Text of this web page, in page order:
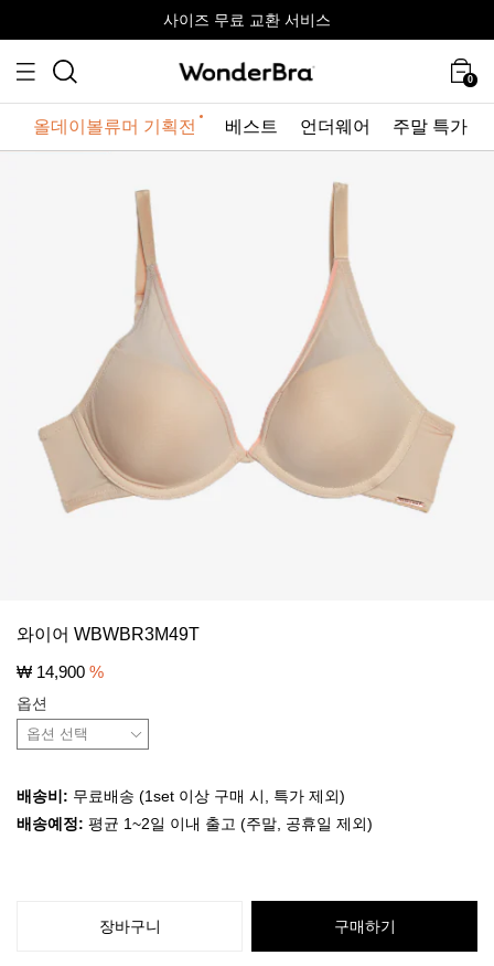
사이즈 무료 교환 서비스
올데이볼류머 기획전최대 10% 할인 쿠폰 + 사은품 증정
사이즈 무료 교환 서비스
올데이볼류머 기획전최대 10% 할인 쿠폰 + 사은품 증정
0
올데이볼류머 기획전 베스트 언더웨어 주말 특가
와이어 WBWBR3M49T
₩ 14,900 %
옵션
배송비: 무료배송 (1set 이상 구매 시, 특가 제외)
배송예정: 평균 1~2일 이내 출고 (주말, 공휴일 제외)
장바구니 구매하기